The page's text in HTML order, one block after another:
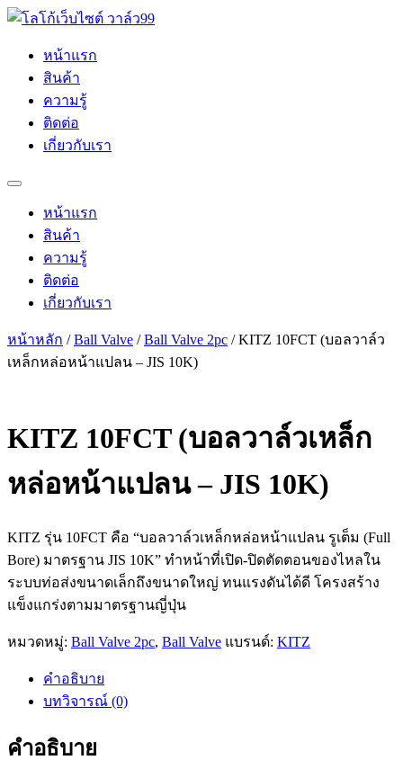
Skip
หน้าแรก
สินค้า
ความรู้
ติดต่อ
เกี่ยวกับเรา
หน้าแรก
สินค้า
ความรู้
ติดต่อ
เกี่ยวกับเรา
หน้าหลัก /Ball Valve /Ball Valve 2pc / KITZ 10FCT (บอลวาล์ว
เหล็กหล่อหน้าแปลน – JIS 10K)
KITZ 10FCT (บอลวาล์วเหล็ก
หล่อหน้าแปลน – JIS 10K)
KITZ รุ่น 10FCT คือ “บอลวาล์วเหล็กหล่อหน้าแปลน รูเต็ม (Full
Bore) มาตรฐาน JIS 10K” ทำหน้าที่เปิด-ปิดตัดตอนของไหลใน
ระบบท่อส่งขนาดเล็กถึงขนาดใหญ่ ทนแรงดันได้ดี โครงสร้าง
แข็งแกร่งตามมาตรฐานญี่ปุ่น
หมวดหมู่: Ball Valve 2pc, Ball Valve แบรนด์: KITZ
คำอธิบาย
บทวิจารณ์ (0)
คำอธิบาย